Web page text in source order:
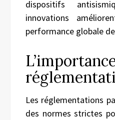
dispositifs
innovations
performance globale
Les réglementations
des normes strictes